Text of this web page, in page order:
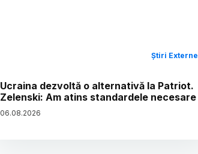
Știri Externe
Ucraina dezvoltă o alternativă la Patriot.
Zelenski: Am atins standardele necesare
06.08.2026